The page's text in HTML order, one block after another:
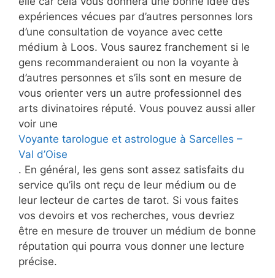
expériences vécues par d’autres personnes lors
d’une consultation de voyance avec cette
médium à Loos. Vous saurez franchement si le
gens recommanderaient ou non la voyante à
d’autres personnes et s’ils sont en mesure de
vous orienter vers un autre professionnel des
arts divinatoires réputé. Vous pouvez aussi aller
voir une
Voyante tarologue et astrologue à Sarcelles –
Val d’Oise
. En général, les gens sont assez satisfaits du
service qu’ils ont reçu de leur médium ou de
leur lecteur de cartes de tarot. Si vous faites
vos devoirs et vos recherches, vous devriez
être en mesure de trouver un médium de bonne
réputation qui pourra vous donner une lecture
précise.